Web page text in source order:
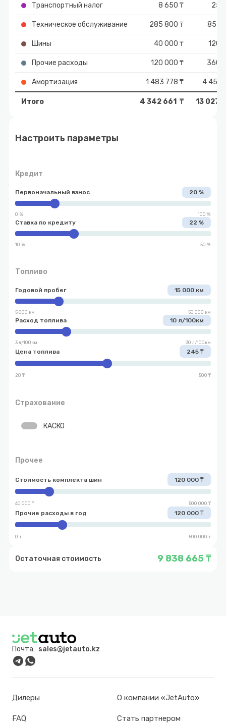
Транспортный налог 8 650 ₸ 25
Техническое обслуживание 285 800 ₸ 857
Шины 40 000 ₸ 120
Прочие расходы 120 000 ₸ 360
Амортизация 1 483 778 ₸ 4 451
Итого 4 342 661 ₸ 13 027
Настроить параметры
Кредит
Первоначальный взнос 20 %
0 % 100 %
Ставка по кредиту 22 %
10 % 50 %
Топливо
Годовой пробег 15 000 км
5 000 км 50 000 км
Расход топлива 10 л/100км
3 л/100км 30 л/100км
Цена топлива 245 ₸
20 ₸ 500 ₸
Страхование
КАСКО
Прочее
Стоимость комплекта шин 120 000 ₸
40 000 ₸ 500 000 ₸
Прочие расходы в год 120 000 ₸
0 ₸ 500 000 ₸
Остаточная стоимость 9 838 665 ₸
Почта: sales@jetauto.kz
Дилеры О компании «JetAuto»
FAQ Стать партнером